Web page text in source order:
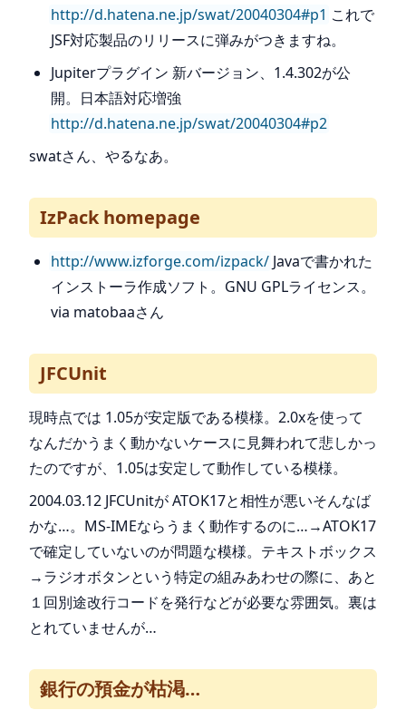
http://d.hatena.ne.jp/swat/20040304#p1 これで
JSF対応製品のリリースに弾みがつきますね。
Jupiterプラグイン 新バージョン、1.4.302が公
開。日本語対応増強
http://d.hatena.ne.jp/swat/20040304#p2
swatさん、やるなあ。
IzPack homepage
http://www.izforge.com/izpack/ Javaで書かれた
インストーラ作成ソフト。GNU GPLライセンス。
via matobaaさん
JFCUnit
現時点では 1.05が安定版である模様。2.0xを使って
なんだかうまく動かないケースに見舞われて悲しかっ
たのですが、1.05は安定して動作している模様。
2004.03.12 JFCUnitが ATOK17と相性が悪いそんなば
かな…。MS-IMEならうまく動作するのに…→ATOK17
で確定していないのが問題な模様。テキストボックス
→ラジオボタンという特定の組みあわせの際に、あと
１回別途改行コードを発行などが必要な雰囲気。裏は
とれていませんが…
銀行の預金が枯渇…